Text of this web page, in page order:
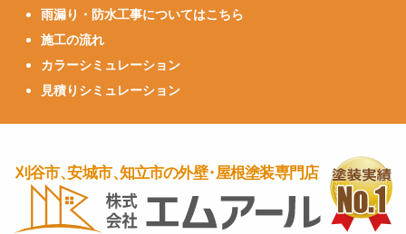
雨漏り・防水工事についてはこちら
施工の流れ
カラーシミュレーション
見積りシミュレーション